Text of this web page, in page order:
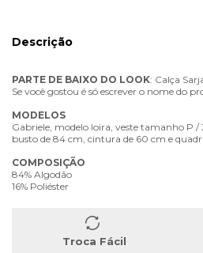
Descrição
PARTE DE BAIXO DO LOOK: Calça
Se você gostou é só escrever o nome do
MODELOS
Gabriele, modelo loira, veste tamanho P /
busto de 84 cm, cintura de 60 cm e
COMPOSIÇÃO
84% Algodão
16% Poliéster
Troca Fácil